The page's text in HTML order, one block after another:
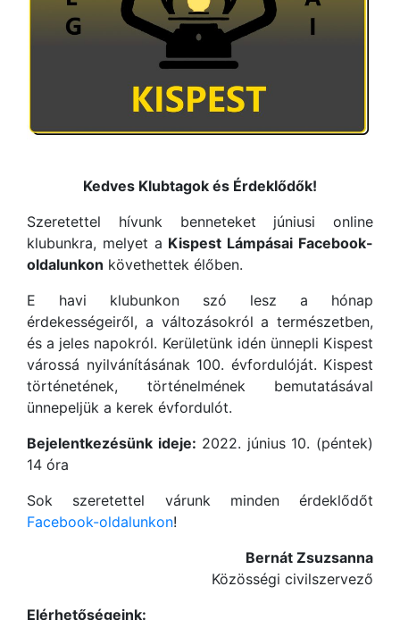
Kedves Klubtagok és Érdeklődők!
Szeretettel hívunk benneteket júniusi online
klubunkra, melyet a Kispest Lámpásai Facebook-
oldalunkon követhettek élőben.
E havi klubunkon szó lesz a hónap
érdekességeiről, a változásokról a természetben,
és a jeles napokról. Kerületünk idén ünnepli Kispest
várossá nyilvánításának 100. évfordulóját. Kispest
történetének, történelmének bemutatásával
ünnepeljük a kerek évfordulót.
Bejelentkezésünk ideje: 2022. június 10. (péntek)
14 óra
Sok szeretettel várunk minden érdeklődőt
Facebook-oldalunkon!
Bernát Zsuzsanna
Közösségi civilszervező
Elérhetőségeink: